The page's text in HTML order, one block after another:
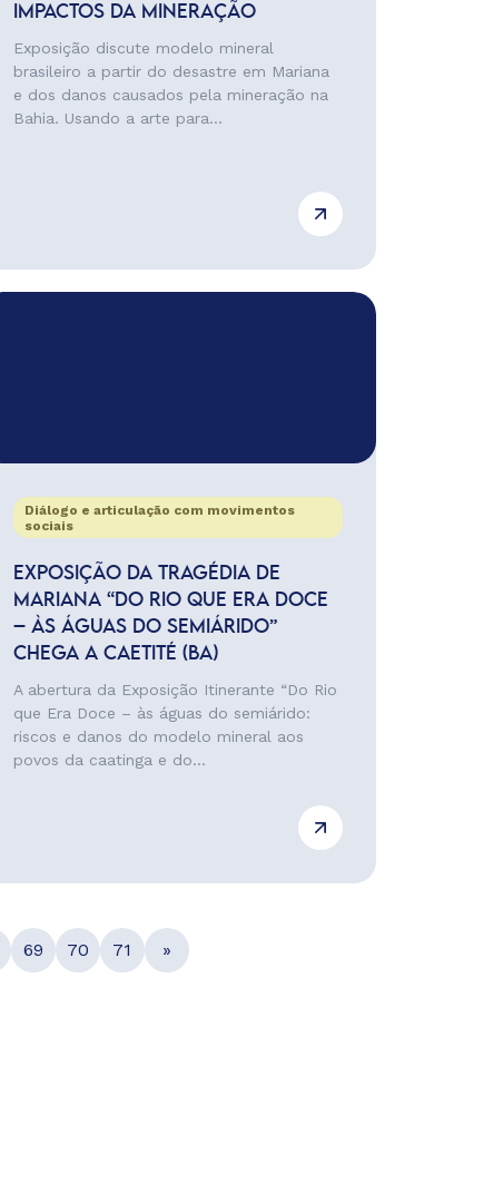
IMPACTOS DA MINERAÇÃO
Exposição discute modelo mineral
brasileiro a partir do desastre em Mariana
e dos danos causados pela mineração na
Bahia. Usando a arte para...
Diálogo e articulação com movimentos
sociais
EXPOSIÇÃO DA TRAGÉDIA DE
MARIANA “DO RIO QUE ERA DOCE
– ÀS ÁGUAS DO SEMIÁRIDO”
CHEGA A CAETITÉ (BA)
A abertura da Exposição Itinerante “Do Rio
que Era Doce – às águas do semiárido:
riscos e danos do modelo mineral aos
povos da caatinga e do...
69 70 71 »